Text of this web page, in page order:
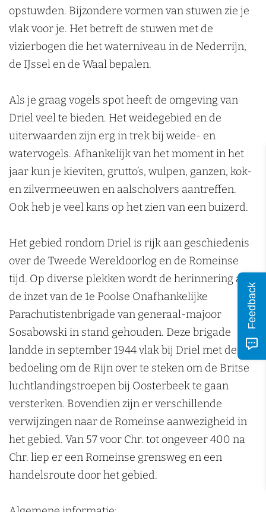
opstuwden. Bijzondere vormen van stuwen zie je
vlak voor je. Het betreft de stuwen met de
vizierbogen die het waterniveau in de Nederrijn,
de IJssel en de Waal bepalen.
Als je graag vogels spot heeft de omgeving van
Driel veel te bieden. Het weidegebied en de
uiterwaarden zijn erg in trek bij weide- en
watervogels. Afhankelijk van het moment in het
jaar kun je kieviten, grutto’s, wulpen, ganzen, kok-
en zilvermeeuwen en aalscholvers aantreffen.
Ook heb je veel kans op het zien van een buizerd.
Het gebied rondom Driel is rijk aan geschiedenis
over de Tweede Wereldoorlog en de Romeinse
tijd. Op diverse plekken wordt de herinnering aan
de inzet van de 1e Poolse Onafhankelijke
Parachutistenbrigade van generaal-majoor
Sosabowski in stand gehouden. Deze brigade
landde in september 1944 vlak bij Driel met de
bedoeling om de Rijn over te steken om de Britse
luchtlandingstroepen bij Oosterbeek te gaan
versterken. Bovendien zijn er verschillende
verwijzingen naar de Romeinse aanwezigheid in
het gebied. Van 57 voor Chr. tot ongeveer 400 na
Chr. liep er een Romeinse grensweg en een
handelsroute door het gebied.
Feedback